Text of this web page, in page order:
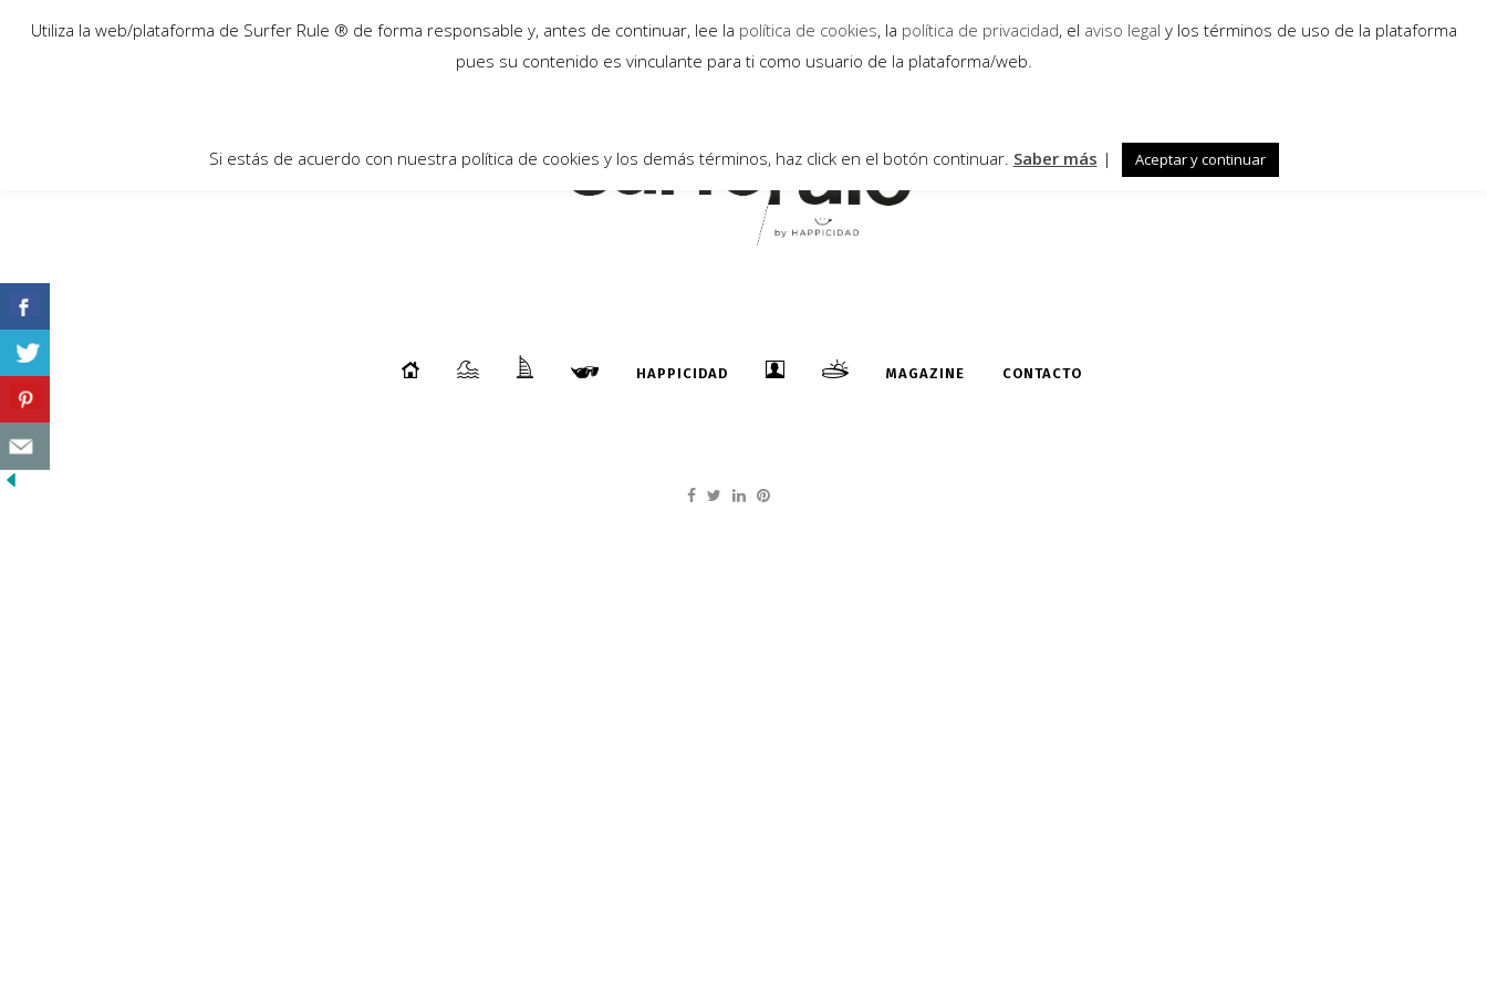
HAPPICIDAD MAGAZINE CONTACTO
26 23
Abr
FORTALEZCAS EL CORE
Utiliza la web/plataforma de Surfer Rule ® de forma responsable y, antes de continuar, lee la política de cookies, la política de privacidad, el aviso legal y los términos de uso de la plataforma
pues su contenido es vinculante para ti como usuario de la plataforma/web.
Si estás de acuerdo con nuestra política de cookies y los demás términos, haz click en el botón continuar. Saber más | Aceptar y continuar